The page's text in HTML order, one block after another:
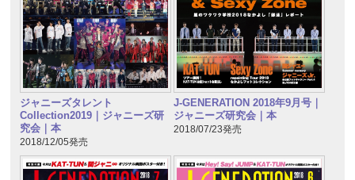
ジャニーズタレント
Collection2019｜ジャニーズ研
究会｜本
2018/12/05発売
J-GENERATION 2018年9月号｜
ジャニーズ研究会｜本
2018/07/23発売